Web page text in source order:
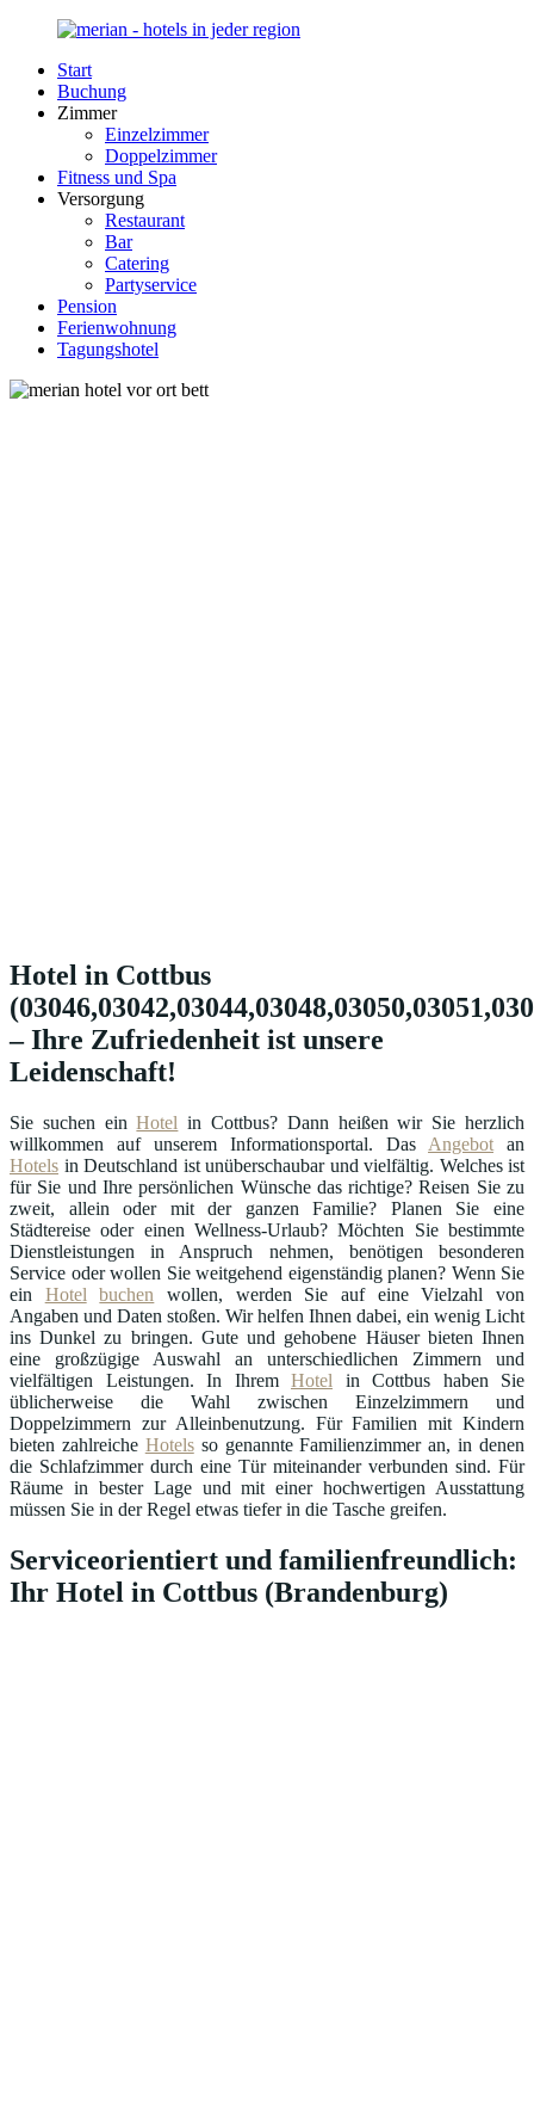
Zurück
Inhalt
Merian-
Hotel.de
Portal
Unterkunft
Deutschland
Start
Buchung
Zimmer
Einzelzimmer
Doppelzimmer
Fitness und Spa
Versorgung
Restaurant
Bar
Catering
Partyservice
Pension
Ferienwohnung
Tagungshotel
Hotel in Cottbus
– Ihre Zufriedenheit ist unsere
Leidenschaft!
Sie suchen einHotel in Cottbus? Dann heißen wir Sie herzlich
willkommen auf unserem Informationsportal. Das Angebot an
Hotels in Deutschland ist unüberschaubar und vielfältig. Welches ist
für Sie und Ihre persönlichen Wünsche das richtige? Reisen Sie zu
zweit, allein oder mit der ganzen Familie? Planen Sie eine
Städtereise oder einen Wellness-Urlaub? Möchten Sie bestimmte
Dienstleistungen in Anspruch nehmen, benötigen besonderen
Service oder wollen Sie weitgehend eigenständig planen? Wenn Sie
ein Hotel buchen wollen, werden Sie auf eine Vielzahl von
Angaben und Daten stoßen. Wir helfen Ihnen dabei, ein wenig Licht
ins Dunkel zu bringen. Gute und gehobene Häuser bieten Ihnen
eine großzügige Auswahl an unterschiedlichen Zimmern und
vielfältigen Leistungen. In Ihrem Hotel in Cottbus haben Sie
üblicherweise die Wahl zwischen Einzelzimmern und
Doppelzimmern zur Alleinbenutzung. Für Familien mit Kindern
bieten zahlreiche Hotelsso genannte Familienzimmer an, in denen
die Schlafzimmer durch eine Tür miteinander verbunden sind. Für
Räume in bester Lage und mit einer hochwertigen Ausstattung
müssen Sie in der Regel etwas tiefer in die Tasche greifen.
Serviceorientiert und familienfreundlich:
Ihr Hotel in Cottbus (Brandenburg)